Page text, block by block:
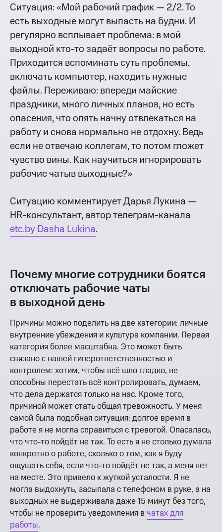
Ситуация: «Мой рабочий график — 2/2. То
есть выходные могут выпасть на будни. И
регулярно всплывает проблема: в мой
выходной кто-то задаёт вопросы по работе.
Приходится вспоминать суть проблемы,
включать компьютер, находить нужные
файлы. Переживаю: впереди майские
праздники, много личных планов, но есть
опасения, что опять начну отвлекаться на
работу и снова нормально не отдохну. Ведь
если не отвечаю коллегам, то потом гложет
чувство вины. Как научиться игнорировать
рабочие чатыв выходные?»
Ситуацию комментирует Дарья Лукина —
HR-консультант, автор телеграм-канала
etc.by Dasha Lukina.
Почему многие сотрудники боятся
отключать рабочие чаты
в выходной день
Причины можно поделить на две категории: личные
внутренние убеждения и культура компании. Первая
категория более масштабна. Это может быть
связано с нашей гиперответственностью и
контролем: хотим, чтобы всё шло гладко, не
способны перестать всё контролировать, думаем,
что дела держатся только на нас. Кроме того,
причиной может стать общая тревожность. У меня
самой была подобная ситуация: долгое время в
работе я не могла справиться с тревогой. Опасалась,
что что-то пойдёт не так. То есть я не столько думала
конкретно о работе, сколько о том, как я буду
ощущать себя, если что-то пойдёт не так, а меня нет
на месте. Это привело к жуткой усталости. Я не
могла выдохнуть, засыпала с телефоном в руке, а на
выходных не выдерживала даже 15 минут без того,
чтобы не проверить уведомления в чатах для
работы.